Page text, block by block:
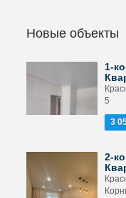
Новые объекты
1-
5
3
2-